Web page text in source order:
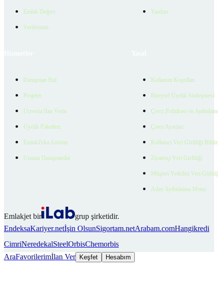
Emlak Değeri
Verilerimiz
Yardım
Danışman Bul
Projeler
Ücretsiz İlan Verin
Üyelik Paketleri
EmlakZeka Asistan
Uzman Danışmanlar
Kullanım Koşulları
Bireysel Üyelik Sözleşmesi
Çerez Politikası ve
Çerez Ayarları
Kullanıcı Veri Gizliliği
Ziyaretçi Veri Gizliliği
Müşteri Yetkilisi Veri
Aday Aydınlatma Metni
Emlakjet bir
grup şirketidir.
EndeksaKariyer.netİşin OlsunSigortam.netArabam.comHangikredi
CimriNeredekalSteelOrbisChemorbis
AraFavorilerimİlan Ver Keşfet Hesabım